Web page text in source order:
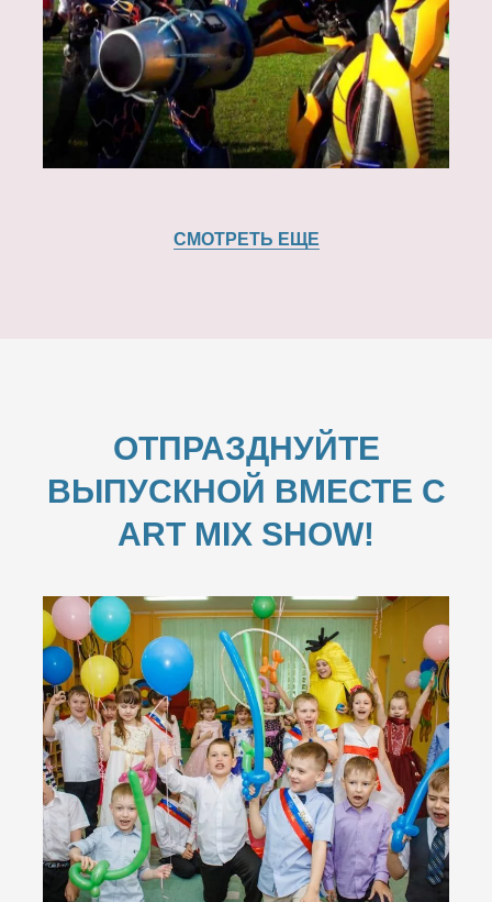
СМОТРЕТЬ ЕЩЕ
ОТПРАЗДНУЙТЕ
ВЫПУСКНОЙ ВМЕСТЕ С
ART MIX SHOW!